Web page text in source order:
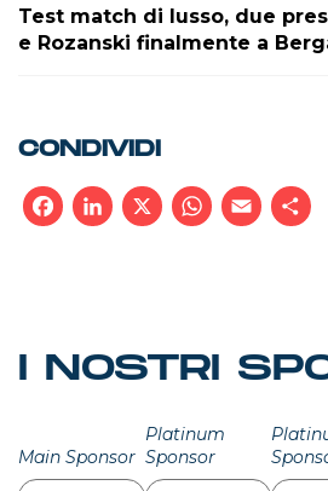
Test match di lusso, due
e Rozanski finalmente a
CONDIVIDI
I NOSTRI
Main Sponsor
Platinum
Sponsor